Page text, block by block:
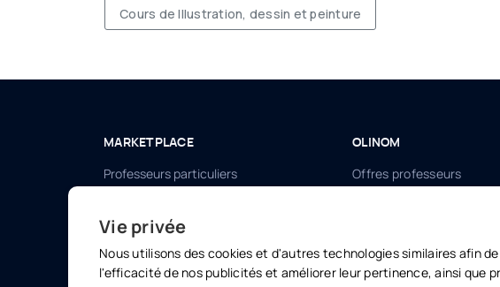
Cours de Illustration, dessin et peinture
MARKETPLACE
Professeurs particuliers
E-learning
Webinars
OLINOM
Offres professeurs
Vie privée
Nous utilisons des cookies et d'autres technologies similaires afin
l'efficacité de nos publicités et améliorer leur pertinence, ainsi que